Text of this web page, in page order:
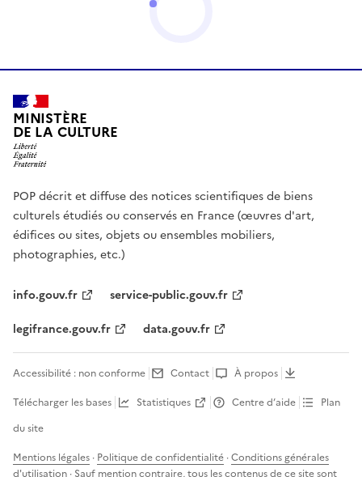
MINISTÈRE
DE LA CULTURE
POP décrit et diffuse des notices scientifiques de biens
culturels étudiés ou conservés en France (œuvres d'art,
édifices ou sites, objets ou ensembles mobiliers,
photographies, etc.)
info.gouv.fr
service-public.gouv.fr
legifrance.gouv.fr
data.gouv.fr
Accessibilité : non conforme Contact
À propos
Télécharger les bases
Statistiques Centre d’aide
Plan
du site
Mentions légales · Politique de confidentialité ·Conditions générales
d'utilisation · Sauf mention contraire, tous les contenus de ce site sont